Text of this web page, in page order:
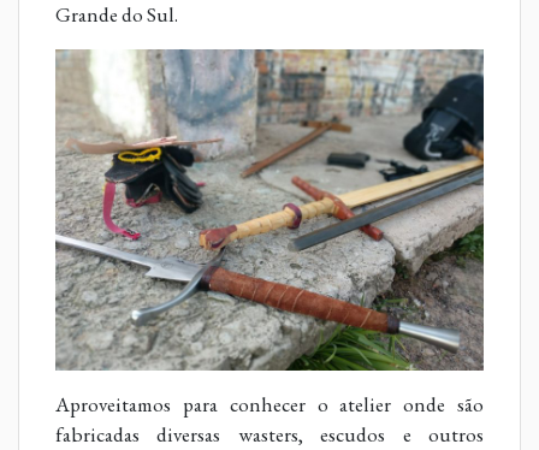
Grande do Sul.
Aproveitamos para conhecer o atelier onde são
fabricadas diversas wasters, escudos e outros